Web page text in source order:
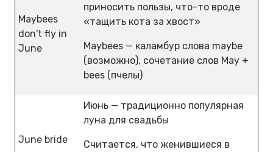
Maybees
don't fly in
June
приносить пользы, что-то вроде
«тащить кота за хвост»
Maybees — каламбур слова maybe
(возможно), сочетание слов May +
bees (пчелы)
June bride
Июнь — традиционно популярная
луна для свадьбы
Считается, что женившиеся в